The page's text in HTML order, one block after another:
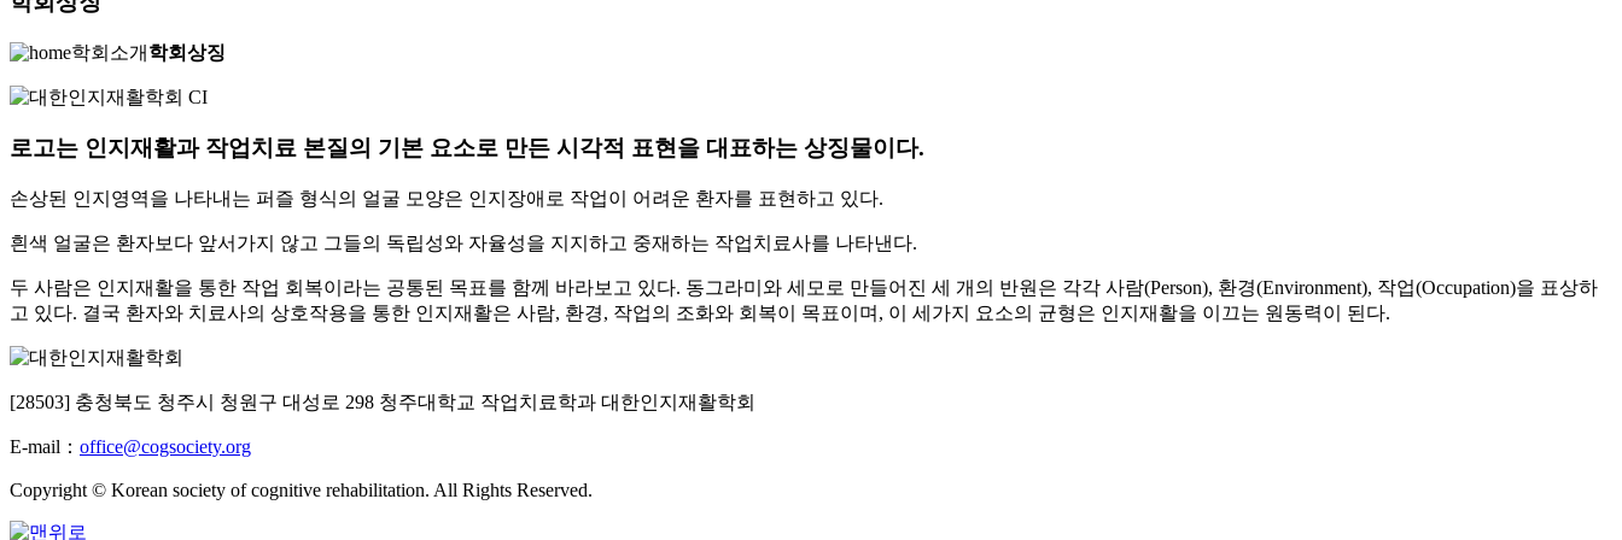
학회소개 학회상징
로고는 인지재활과 작업치료 본질의 기본 요소로 만든 시각적 표현을 대표하는 상징물이다.
손상된 인지영역을 나타내는 퍼즐 형식의 얼굴 모양은 인지장애로 작업이 어려운 환자를 표현하고 있다.
흰색 얼굴은 환자보다 앞서가지 않고 그들의 독립성와 자율성을 지지하고 중재하는 작업치료사를 나타낸다.
두 사람은 인지재활을 통한 작업 회복이라는 공통된 목표를 함께 바라보고 있다. 동그라미와 세모로 만들어진 세 개의 반원은 각각 사람(Person), 환경(Environment), 작업(Occupation)을 표상하
고 있다. 결국 환자와 치료사의 상호작용을 통한 인지재활은 사람, 환경, 작업의 조화와 회복이 목표이며, 이 세가지 요소의 균형은 인지재활을 이끄는 원동력이 된다.
[28503] 충청북도 청주시 청원구 대성로 298 청주대학교 작업치료학과 대한인지재활학회
E-mail： office@cogsociety.org
Copyright © Korean society of cognitive rehabilitation. All Rights Reserved.